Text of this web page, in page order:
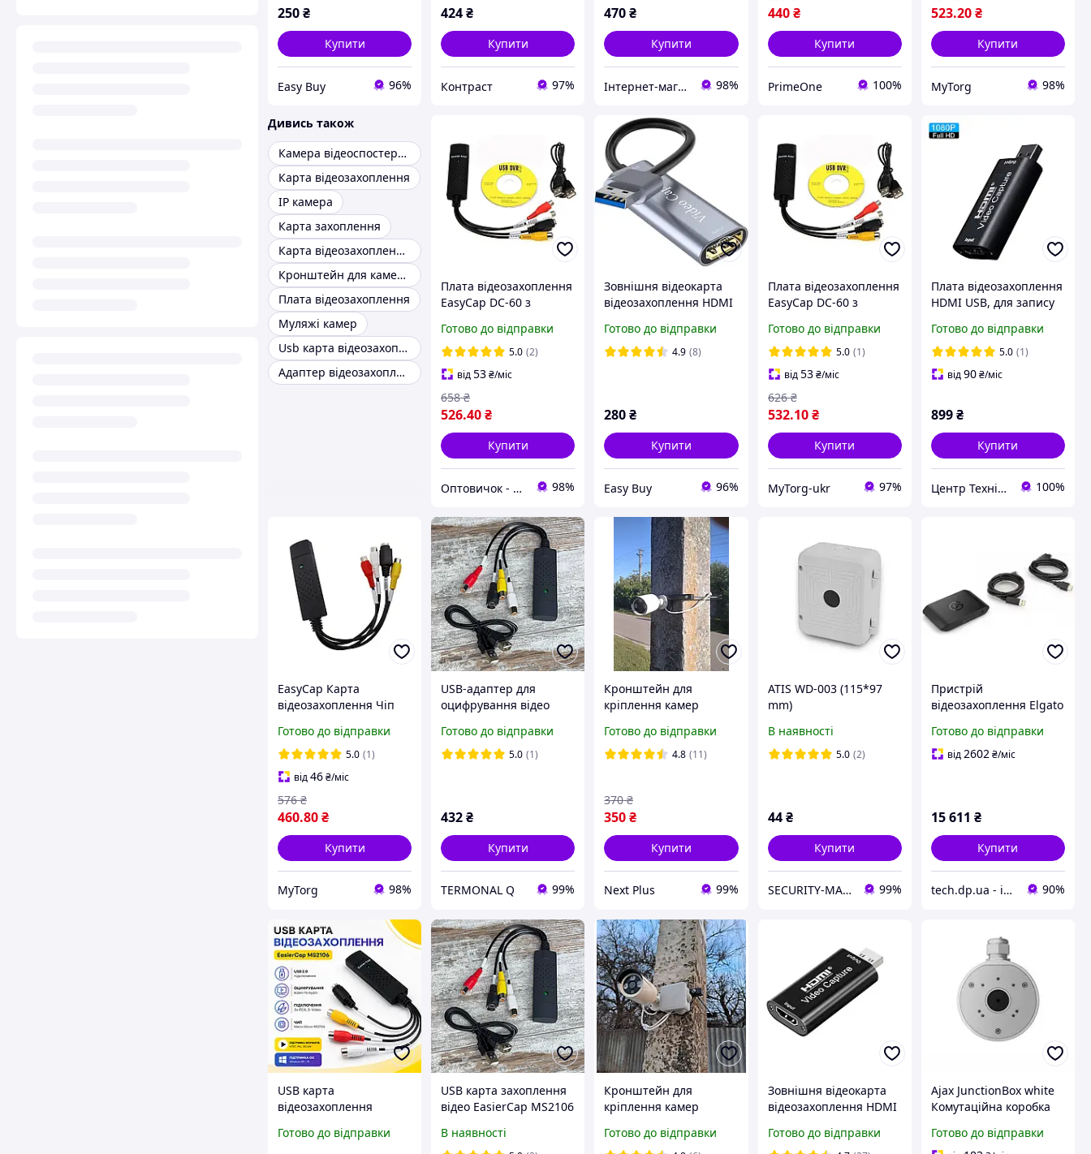
250₴
Купити
Easy Buy 96%
424₴
Купити
Контраст 97%
470₴
Купити
Інтернет-магазин "SHRAK" 98%
440 ₴
Купити
PrimeOne 100%
523.20₴
Купити
MyTorg 98%
Дивись також
Камера відеоспостереження
Карта відеозахоплення
IP камера
Карта захоплення
Карта відеозахоплення hdmi
Кронштейн для камери відеоспостереження
Плата відеозахоплення
Муляжі камер
Usb карта відеозахоплення easycap
Адаптер відеозахоплення
Плата відеозахоплення
EasyCap DC-60 з
Чорний Хіт продажу!
Готово до відправки
5.0 (2)
від53₴/міс
526.40₴
658 ₴
Купити
Оптовичок - Одеса 98%
Зовнішня відеокарта
відеозахоплення HDMI
екрана та стриму
конвертер потокового
Готово до відправки
4.9 (8)
280₴
Купити
Easy Buy 96%
Плата відеозахоплення
EasyCap DC-60 з
Чорний
Готово до відправки
5.0 (1)
від53 ₴/міс
532.10 ₴
626 ₴
Купити
MyTorg-ukr 97%
Плата відеозахоплення
HDMI USB, для запису
Protech HDMI-USB
GRABBER. Відеокарта
зовнішня
Готово до відправки
5.0 (1)
від90₴/міс
899₴
Купити
Центр Технічної Безпеки 100%
EasyCap Карта
відеозахоплення Чіп
Готово до відправки
5.0 (1)
від46₴/міс
460.80₴
576 ₴
Купити
MyTorg 98%
USB-адаптер для
оцифрування відео
Готово до відправки
5.0 (1)
432₴
Купити
TERMONAL Q 99%
Кронштейн для
кріплення камер
Набір для кріплення IP
камери
Готово до відправки
4.8 (11)
350₴
370 ₴
Купити
Next Plus 99%
ATIS WD-003 (115*97
mm)
В наявності
5.0 (2)
44 ₴
Купити
SECURITY-MARKET 99%
Пристрій
відеозахоплення Elgato
(10GBE9901)
Готово до відправки
від 2602 ₴/міс
15 611 ₴
Купити
tech.dp.ua - інтернет магазин 90%
USB карта
відеозахоплення
адаптер оцифрування
Готово до відправки
USB карта захоплення
відео EasierCap MS2106
В наявності
Кронштейн для
кріплення камер
бетонного стовпа.
Готово до відправки
Зовнішня відеокарта
відеозахоплення HDMI
екрана та стриму
Готово до відправки
Ajax JunctionBox white
Комутаційна коробка
Готово до відправки